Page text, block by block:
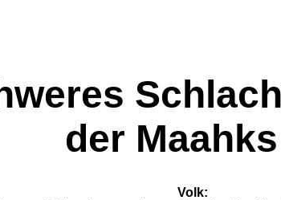
der Maahks
Volk: